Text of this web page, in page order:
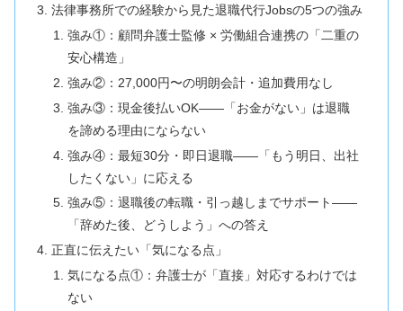
法律事務所での経験から見た退職代行Jobsの5つの強み
強み①：顧問弁護士監修 × 労働組合連携の「二重の
安心構造」
強み②：27,000円〜の明朗会計・追加費用なし
強み③：現金後払いOK——「お金がない」は退職
を諦める理由にならない
強み④：最短30分・即日退職——「もう明日、出社
したくない」に応える
強み⑤：退職後の転職・引っ越しまでサポート——
「辞めた後、どうしよう」への答え
正直に伝えたい「気になる点」
気になる点①：弁護士が「直接」対応するわけでは
ない